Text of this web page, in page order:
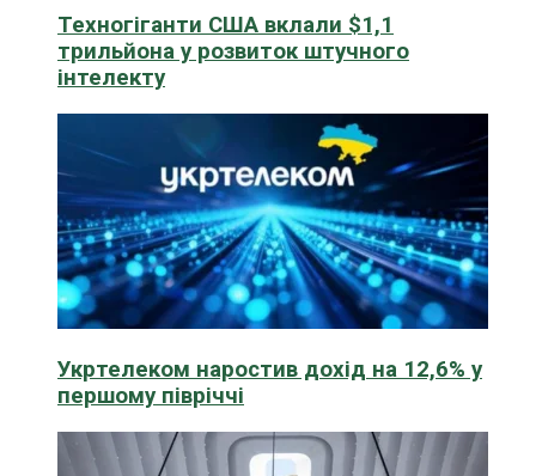
Техногіганти США вклали $1,1
трильйона у розвиток штучного
інтелекту
Укртелеком наростив дохід на 12,6% у
першому півріччі